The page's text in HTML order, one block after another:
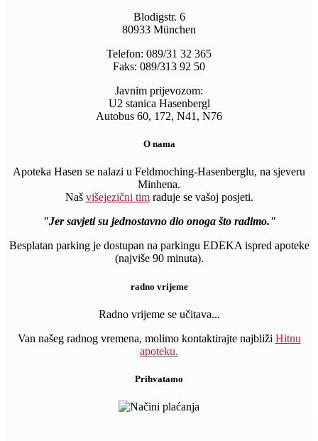
Blodigstr. 6
80933 München
Telefon: 089/31 32 365
Faks: 089/313 92 50
Javnim prijevozom:
U2 stanica Hasenbergl
Autobus 60, 172, N41, N76
O nama
Apoteka Hasen se nalazi u Feldmoching-Hasenberglu, na sjeveru
Minhena.
Naš višejezični timraduje se vašoj posjeti.
Jer savjeti su jednostavno dio onoga što radimo.
Besplatan parking je dostupan na parkingu EDEKA ispred apoteke
(najviše 90 minuta).
radno vrijeme
Radno vrijeme se učitava...
Van našeg radnog vremena, molimo kontaktirajte najbliži Hitnu
apoteku.
Prihvatamo